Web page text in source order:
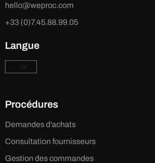
hello@weproc.com
+33 (0)7.45.88.99.05
Langue
Procédures
Demandes d'achats
Consultation fournisseurs
Gestion des commandes